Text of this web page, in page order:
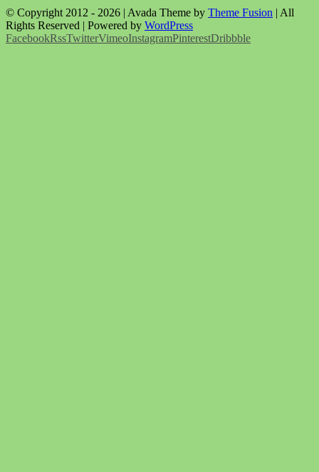
© Copyright 2012 - 2026 | Avada Theme by Theme Fusion | All
Rights Reserved | Powered by WordPress
FacebookRssTwitterVimeoInstagramPinterestDribbble